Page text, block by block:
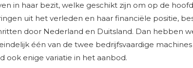
in haar bezit, welke geschikt zijn om op de
uit het verleden en haar financiële positie,
door Nederland en Duitsland. Dan hebben
één van de twee bedrijfsvaardige
ook enige variatie in het aanbod.